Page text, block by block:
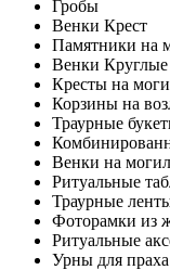
Гробы
Венки Крест
Памятники на
Венки Круглые
Кресты на
Корзины на
Траурные
Венки на
Ритуальные
Траурные
Фоторамки из
Ритуальные
Урны для праха